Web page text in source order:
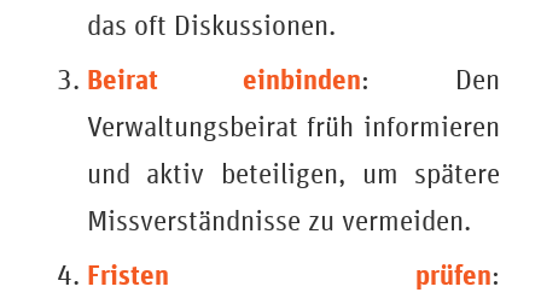
das oft Diskussionen.
Beirat einbinden: Den
Verwaltungsbeirat früh informieren
und aktiv beteiligen, um spätere
Missverständnisse zu vermeiden.
Fristen prüfen: